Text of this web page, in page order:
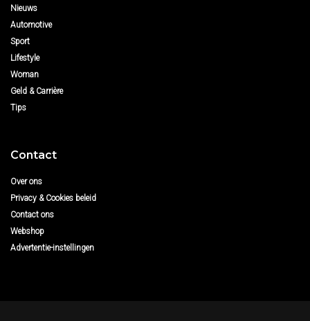
Nieuws
Automotive
Sport
Lifestyle
Woman
Geld & Carrière
Tips
Contact
Over ons
Privacy & Cookies beleid
Contact ons
Webshop
Advertentie-instellingen